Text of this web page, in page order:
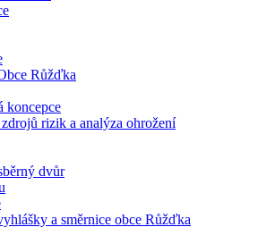
Růžďka
koncepce
rizik a analýza ohrožení
dvůr
a směrnice obce Růžďka